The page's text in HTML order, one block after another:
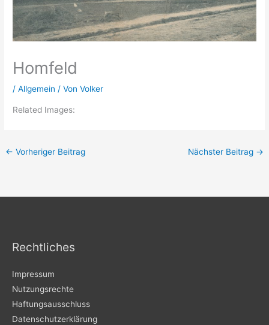
Homfeld
/Allgemein / VonVolker
Related Images:
← Vorheriger Beitrag Nächster Beitrag →
Rechtliches
Impressum
Nutzungsrechte
Haftungsausschluss
Datenschutzerklärung